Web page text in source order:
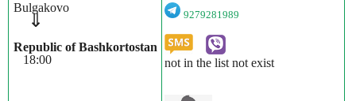
Bulgakovo
⇓
Republic of Bashkortostan
18:00
9279281989
not in the list not exist